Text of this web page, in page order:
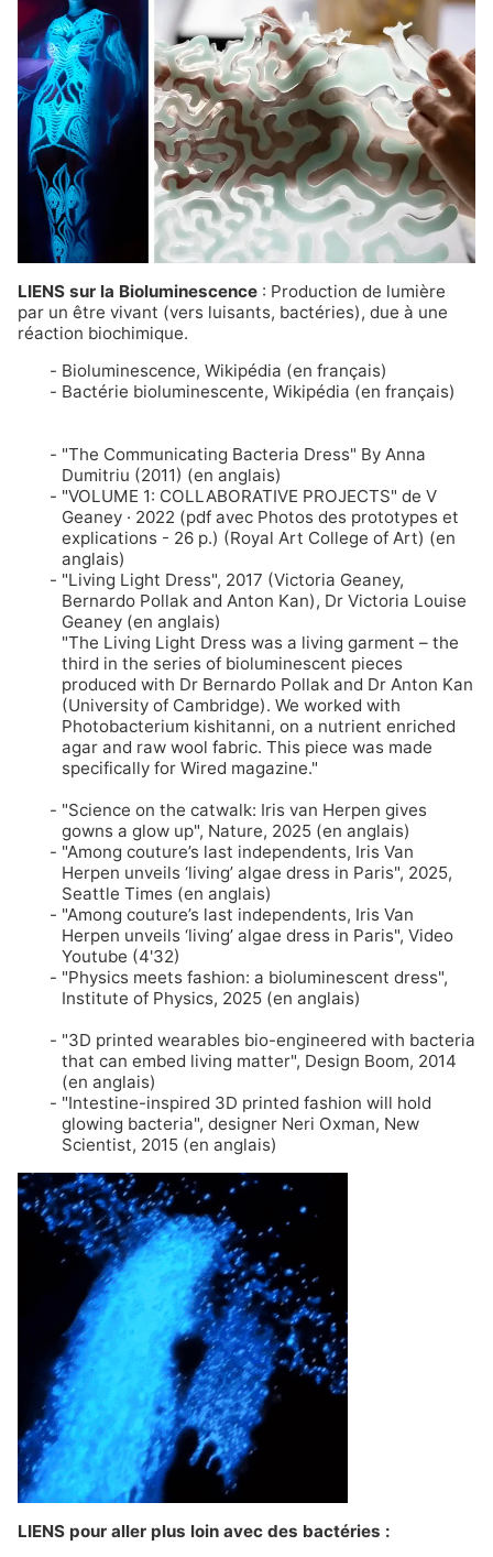
LIENS sur la Bioluminescence : Production de lumière
par un être vivant (vers luisants, bactéries), due à une
réaction biochimique.
Bioluminescence, Wikipédia (en français)
Bactérie bioluminescente, Wikipédia (en français)
"The Communicating Bacteria Dress" By Anna
Dumitriu (2011) (en anglais)
"VOLUME 1: COLLABORATIVE PROJECTS" de V
Geaney · 2022 (pdf avec Photos des prototypes et
explications - 26 p.) (Royal Art College of Art) (en
anglais)
"Living Light Dress", 2017 (Victoria Geaney,
Bernardo Pollak and Anton Kan), Dr Victoria Louise
Geaney (en anglais)
"The Living Light Dress was a living garment – the
third in the series of bioluminescent pieces
produced with Dr Bernardo Pollak and Dr Anton Kan
(University of Cambridge). We worked with
Photobacterium kishitanni, on a nutrient enriched
agar and raw wool fabric. This piece was made
specifically for Wired magazine."
"Science on the catwalk: Iris van Herpen gives
gowns a glow up", Nature, 2025 (en anglais)
"Among couture’s last independents, Iris Van
Herpen unveils ‘living’ algae dress in Paris", 2025,
Seattle Times (en anglais)
"Among couture’s last independents, Iris Van
Herpen unveils ‘living’ algae dress in Paris", Video
Youtube (4'32)
"Physics meets fashion: a bioluminescent dress",
Institute of Physics, 2025 (en anglais)
"3D printed wearables bio-engineered with bacteria
that can embed living matter", Design Boom, 2014
(en anglais)
"Intestine-inspired 3D printed fashion will hold
glowing bacteria", designer Neri Oxman, New
Scientist, 2015 (en anglais)
LIENS pour aller plus loin avec des bactéries :